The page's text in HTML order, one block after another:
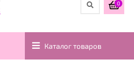
0
Каталог товаров